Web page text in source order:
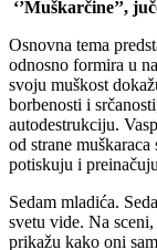
‘’Muškarčine’’,
Osnovna tema
odnosno formira u
svoju muškost
borbenosti i
autodestrukciju.
od strane
potiskuju i
Sedam mladića.
svetu vide. Na
prikažu kako oni